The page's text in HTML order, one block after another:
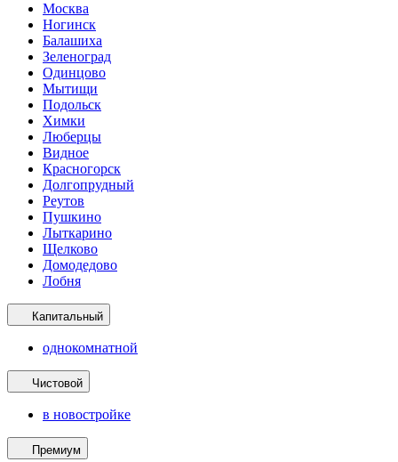
Москва
Ногинск
Балашиха
Зеленоград
Одинцово
Мытищи
Подольск
Химки
Люберцы
Видное
Красногорск
Долгопрудный
Реутов
Пушкино
Лыткарино
Щелково
Домодедово
Лобня
Капитальный
однокомнатной
Чистовой
в новостройке
Премиум